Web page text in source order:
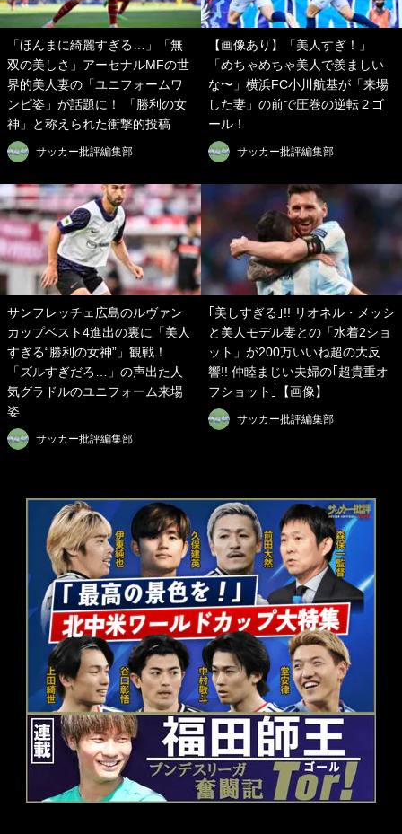
「ほんまに綺麗すぎる…」「無
双の美しさ」アーセナルMFの世
界的美人妻の「ユニフォームワ
ンピ姿」が話題に！ 「勝利の女
神」と称えられた衝撃的投稿
サッカー批評編集部
【画像あり】「美人すぎ！」
「めちゃめちゃ美人で羨ましい
な〜」横浜FC小川航基が「来場
した妻」の前で圧巻の逆転２ゴ
ール！
サッカー批評編集部
サンフレッチェ広島のルヴァン
カップベスト4進出の裏に「美人
すぎる“勝利の女神”」観戦！
「ズルすぎだろ…」の声出た人
気グラドルのユニフォーム来場
姿
サッカー批評編集部
｢美しすぎる｣!! リオネル・メッシ
と美人モデル妻との「水着2ショ
ット」が200万いいね超の大反
響!! 仲睦まじい夫婦の｢超貴重オ
フショット｣【画像】
サッカー批評編集部